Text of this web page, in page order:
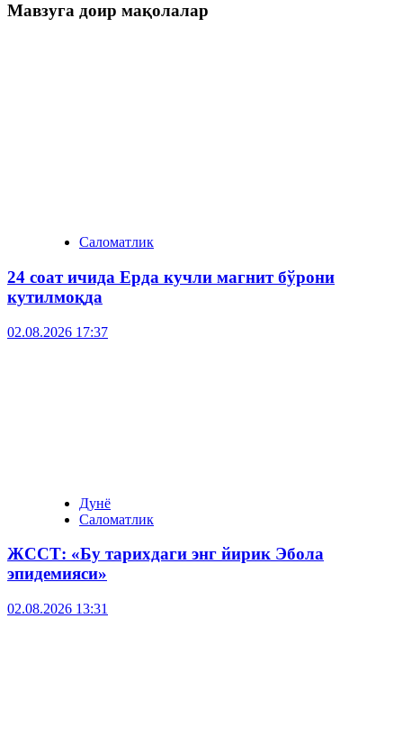
Мавзуга доир мақолалар
Саломатлик
24 соат ичида Ерда кучли магнит бўрони
кутилмоқда
02.08.2026 17:37
Дунё
Саломатлик
ЖССТ: «Бу тарихдаги энг йирик Эбола
эпидемияси»
02.08.2026 13:31